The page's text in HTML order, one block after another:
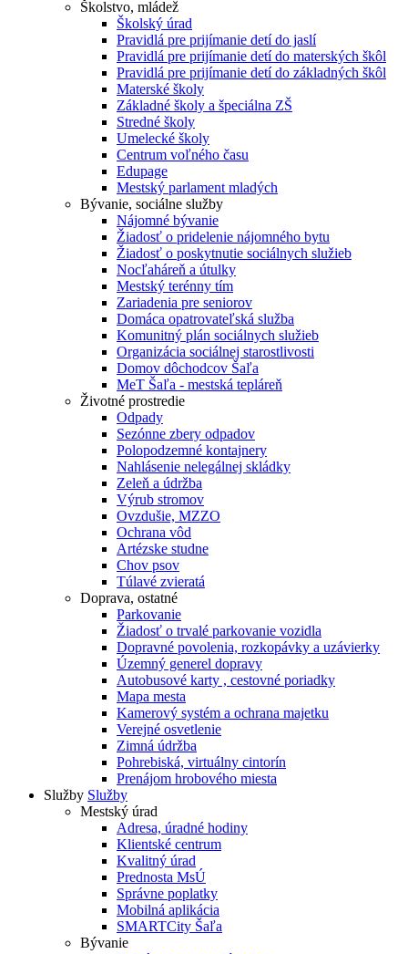
Školstvo, mládež
Školský úrad
Pravidlá pre prijímanie detí do jaslí
Pravidlá pre prijímanie detí do materských škôl
Pravidlá pre prijímanie detí do základných škôl
Materské školy
Základné školy a špeciálna ZŠ
Stredné školy
Umelecké školy
Centrum voľného času
Edupage
Mestský parlament mladých
Bývanie, sociálne služby
Nájomné bývanie
Žiadosť o pridelenie nájomného bytu
Žiadosť o poskytnutie sociálnych služieb
Nocľaháreň a útulky
Mestský terénny tím
Zariadenia pre seniorov
Domáca opatrovateľská služba
Komunitný plán sociálnych služieb
Organizácia sociálnej starostlivosti
Domov dôchodcov Šaľa
MeT Šaľa - mestská tepláreň
Životné prostredie
Odpady
Sezónne zbery odpadov
Polopodzemné kontajnery
Nahlásenie nelegálnej skládky
Zeleň a údržba
Výrub stromov
Ovzdušie, MZZO
Ochrana vôd
Artézske studne
Chov psov
Túlavé zvieratá
Doprava, ostatné
Parkovanie
Žiadosť o trvalé parkovanie vozidla
Dopravné povolenia, rozkopávky a uzávierky
Územný generel dopravy
Autobusové karty , cestovné poriadky
Mapa mesta
Kamerový systém a ochrana majetku
Verejné osvetlenie
Zimná údržba
Pohrebiská, virtuálny cintorín
Prenájom hrobového miesta
Služby Služby
Mestský úrad
Adresa, úradné hodiny
Klientské centrum
Kvalitný úrad
Prednosta MsÚ
Správne poplatky
Mobilná aplikácia
SMARTCity Šaľa
Bývanie